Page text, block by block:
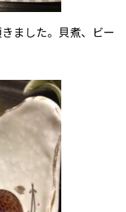
ました。貝煮、ビー